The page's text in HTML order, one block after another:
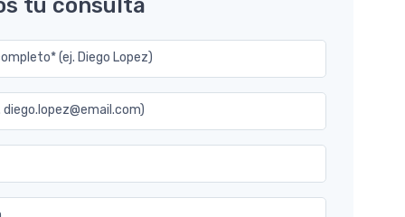
tu consulta
(ej. Diego Lopez)
diego.lopez@email.com)